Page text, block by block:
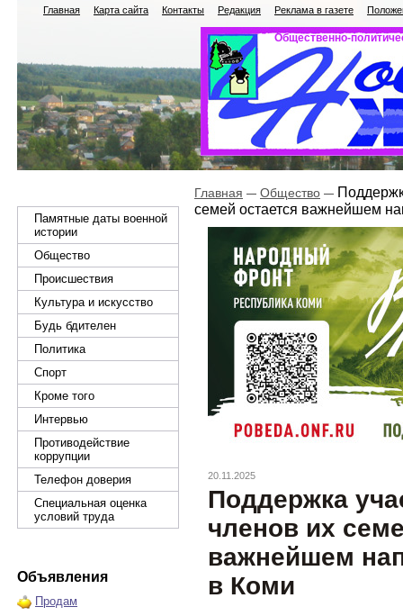
Главная Карта сайта Контакты Редакция Реклама в газете
Общественно-
Памятные даты военной
истории
Общество
Происшествия
Культура и искусство
Будь бдителен
Политика
Спорт
Кроме того
Интервью
Противодействие
коррупции
Телефон доверия
Специальная оценка
условий труда
Объявления
Продам
Главная Общество
семей остается важнейшем
20.11.2025
Поддержка
членов их
важнейшем
в Коми